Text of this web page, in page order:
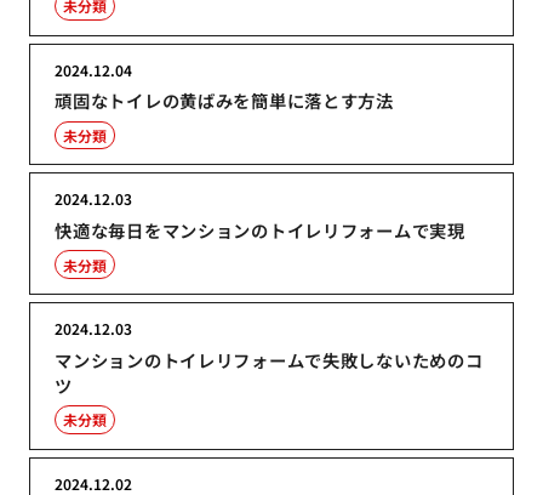
未分類
頑固なトイレの黄ばみを簡単に落とす方法
2024.12.04
未分類
快適な毎日をマンションのトイレリフォームで実現
2024.12.03
未分類
マンションのトイレリフォームで失敗しないためのコ
ツ
2024.12.03
未分類
2024.12.02